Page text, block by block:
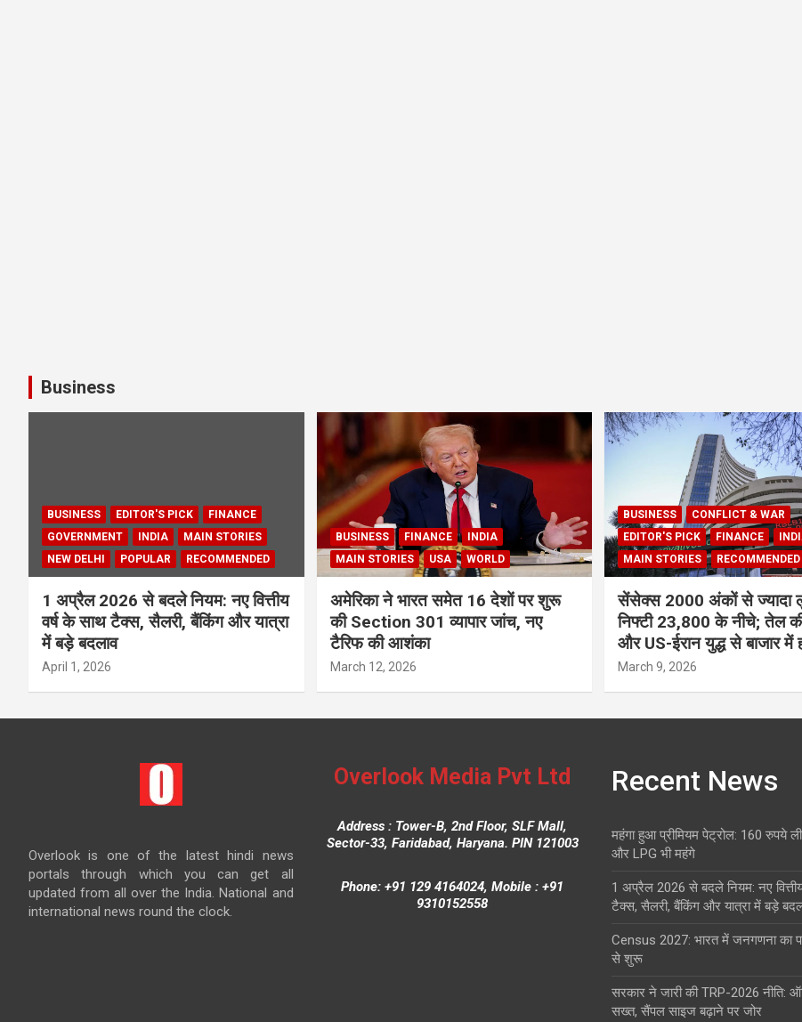
Business
BUSINESS EDITOR'S PICK
FINANCE
GOVERNMENT
INDIA
MAIN STORIES
NEW DELHI
POPULAR RECOMMENDED
1 अप्रैल 2026 से बदले नियम: नए वित्तीय
वर्ष के साथ टैक्स, सैलरी, बैंकिंग और यात्रा
में बड़े बदलाव
April 1, 2026
BUSINESS FINANCE
INDIA
MAIN STORIES
USA WORLD
अमेरिका ने भारत समेत 16 देशों पर शुरू
की Section 301 व्यापार जांच, नए
टैरिफ की आशंका
March 12, 2026
BUSINESS
CONFLICT & WAR
EDITOR'S PICK
FINANCE
MAIN STORIES
RECOMMENDED
सेंसेक्स 2000 अंकों से ज्यादा
निफ्टी 23,800 के नीचे; तेल
और US-ईरान युद्ध से बाजार
March 9, 2026
Overlook is one of the latest hindi news
portals through which you can get all
updated from all over the India. National and
international news round the clock.
Overlook Media Pvt Ltd
Address : Tower-B, 2nd Floor, SLF Mall,
Sector-33, Faridabad, Haryana. PIN 121003
Phone: +91 129 4164024, Mobile : +91
9310152558
Recent News
महंगा हुआ प्रीमियम पेट्रोल: 160 रुपये
और LPG भी महंगे
1 अप्रैल 2026 से बदले नियम: नए
टैक्स, सैलरी, बैंकिंग और यात्रा में बड़े
Census 2027: भारत में जनगणना का
से शुरू
सरकार ने जारी की TRP-2026 नीति:
सख्त, सैंपल साइज बढ़ाने पर जोर